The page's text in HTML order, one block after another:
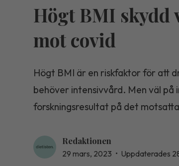
Högt BMI skydd
mot covid
Högt BMI är en riskfaktor för att
behöver intensivvård. Men väl på
forskningsresultat på det
Redaktionen
29 mars, 2023 • Uppdaterades